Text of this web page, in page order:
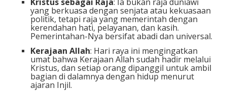
yang berkuasa dengan senjata atau kekuasaan
politik, tetapi raja yang memerintah dengan
kerendahan hati, pelayanan, dan kasih.
Pemerintahan-Nya bersifat abadi dan universal.
Kerajaan Allah: Hari raya ini mengingatkan
umat bahwa Kerajaan Allah sudah hadir melalui
Kristus, dan setiap orang dipanggil untuk ambil
bagian di dalamnya dengan hidup menurut
ajaran Injil.